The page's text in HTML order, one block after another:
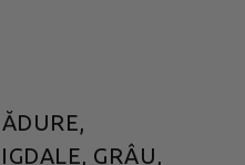
GRÂU,